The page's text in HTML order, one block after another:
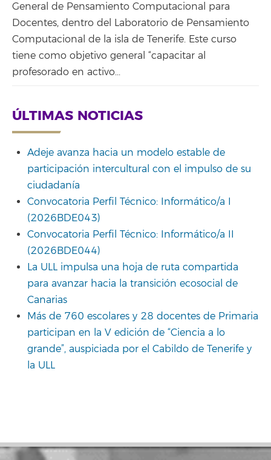
General de Pensamiento Computacional para
Docentes, dentro del Laboratorio de Pensamiento
Computacional de la isla de Tenerife. Este curso
tiene como objetivo general “capacitar al
profesorado en activo...
ÚLTIMAS NOTICIAS
Adeje avanza hacia un modelo estable de
participación intercultural con el impulso de su
ciudadanía
Convocatoria Perfil Técnico: Informático/a I
(2026BDE043)
Convocatoria Perfil Técnico: Informático/a II
(2026BDE044)
La ULL impulsa una hoja de ruta compartida
para avanzar hacia la transición ecosocial de
Canarias
Más de 760 escolares y 28 docentes de Primaria
participan en la V edición de “Ciencia a lo
grande”, auspiciada por el Cabildo de Tenerife y
la ULL